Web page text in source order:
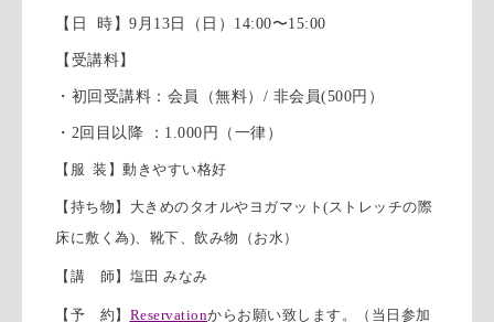
【日 時 】9 月13日（日） 14:00〜15:00
【 受講料】
・初回受講料：会員（無料）/ 非会員(500円）
・2回目以降 ：1.000円（一律）
【服 装】 動きやすい格好
【 持ち物】 大きめのタオルやヨガマット ( ストレッチの際
床に敷く為)、靴下、飲み物（お水）
【講 師】塩田 みなみ
【予 約】 Reservationからお願い致します。（当日参加